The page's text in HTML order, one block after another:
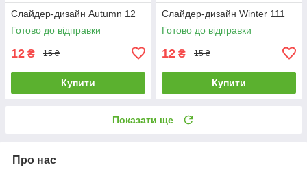
Слайдер-дизайн Autumn 12
Готово до відправки
12 ₴ 15 ₴
Купити
Слайдер-дизайн Winter 111
Готово до відправки
12 ₴ 15 ₴
Купити
Показати ще
Про нас